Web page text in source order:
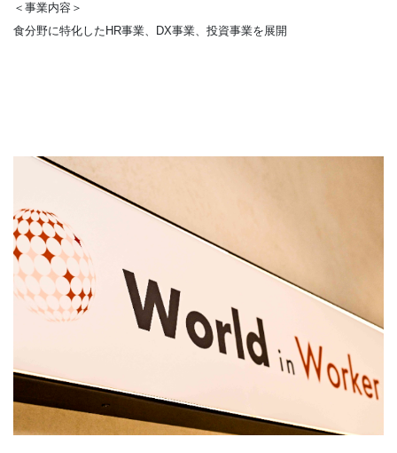
＜事業内容＞
食分野に特化したHR事業、DX事業、投資事業を展開